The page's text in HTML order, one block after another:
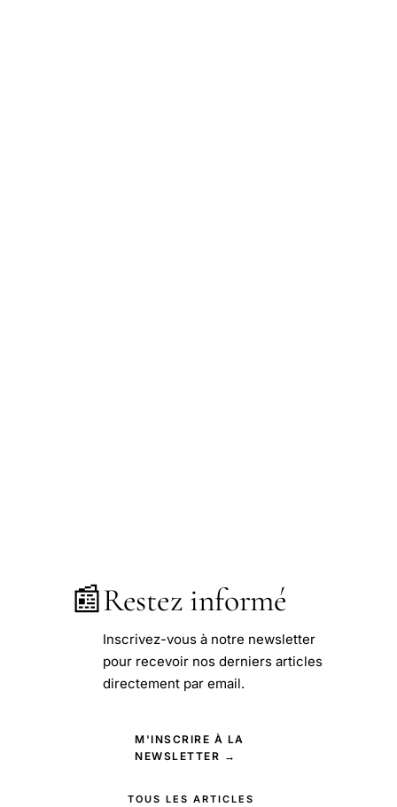
📰Restez informé
Inscrivez-vous à notre newsletter
pour recevoir nos derniers articles
directement par email.
M'INSCRIRE À LA
NEWSLETTER →
TOUS LES ARTICLES